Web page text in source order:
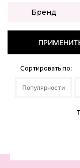
Бренд
Сортировать по:
Популярности